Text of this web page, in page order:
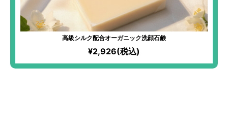
高級シルク配合オーガニック洗顔石鹸
¥2,926(税込)